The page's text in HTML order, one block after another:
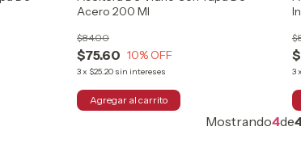
Acero 200 Ml
$75.60
$84.00
10% OFF
3x $25.20 sin intereses 3x
Mostrando4de